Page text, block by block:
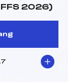
2026)